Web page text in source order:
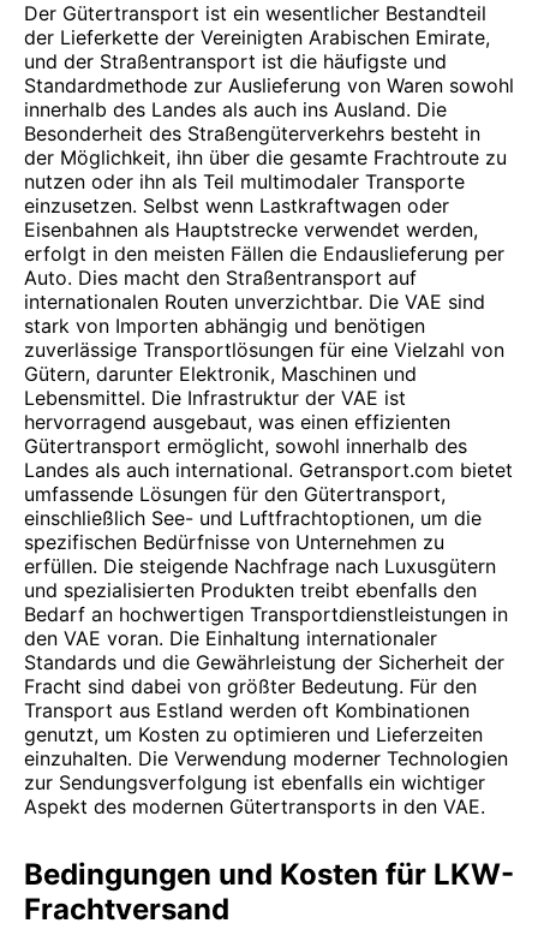
Der Gütertransport ist ein wesentlicher Bestandteil
der Lieferkette der Vereinigten Arabischen Emirate,
und der Straßentransport ist die häufigste und
Standardmethode zur Auslieferung von Waren sowohl
innerhalb des Landes als auch ins Ausland. Die
Besonderheit des Straßengüterverkehrs besteht in
der Möglichkeit, ihn über die gesamte Frachtroute zu
nutzen oder ihn als Teil multimodaler Transporte
einzusetzen. Selbst wenn Lastkraftwagen oder
Eisenbahnen als Hauptstrecke verwendet werden,
erfolgt in den meisten Fällen die Endauslieferung per
Auto. Dies macht den Straßentransport auf
internationalen Routen unverzichtbar. Die VAE sind
stark von Importen abhängig und benötigen
zuverlässige Transportlösungen für eine Vielzahl von
Gütern, darunter Elektronik, Maschinen und
Lebensmittel. Die Infrastruktur der VAE ist
hervorragend ausgebaut, was einen effizienten
Gütertransport ermöglicht, sowohl innerhalb des
Landes als auch international. Getransport.com bietet
umfassende Lösungen für den Gütertransport,
einschließlich See- und Luftfrachtoptionen, um die
spezifischen Bedürfnisse von Unternehmen zu
erfüllen. Die steigende Nachfrage nach Luxusgütern
und spezialisierten Produkten treibt ebenfalls den
Bedarf an hochwertigen Transportdienstleistungen in
den VAE voran. Die Einhaltung internationaler
Standards und die Gewährleistung der Sicherheit der
Fracht sind dabei von größter Bedeutung. Für den
Transport aus Estland werden oft Kombinationen
genutzt, um Kosten zu optimieren und Lieferzeiten
einzuhalten. Die Verwendung moderner Technologien
zur Sendungsverfolgung ist ebenfalls ein wichtiger
Aspekt des modernen Gütertransports in den VAE.
Bedingungen und Kosten für LKW-
Frachtversand